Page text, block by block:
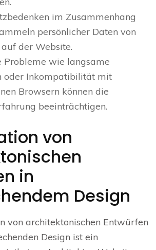
im Zusammenhang
persönlicher Daten von
der Website.
Probleme wie langsame
oder Inkompatibilität mit
Browsern können die
beeinträchtigen.
von
in
Design
von architektonischen Entwürfen
Design ist ein